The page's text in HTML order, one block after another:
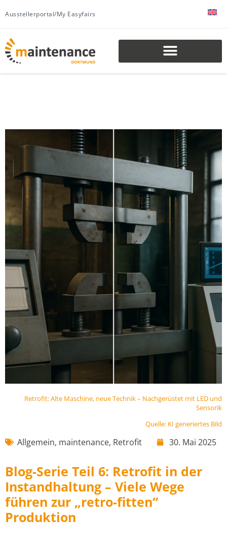
Ausstellerportal/My Easyfairs
Retrofit: Alte Maschine, neue Technik – Nachgerüstet mit LED und
Sensorik
Quelle: KI generiertes Bild
Allgemein, maintenance, Retrofit 30. Mai 2025
Blog-Serie Teil 6: Retrofit in der
Instandhaltung – Viele Wege
führen zur „retro-fitten“
Produktion